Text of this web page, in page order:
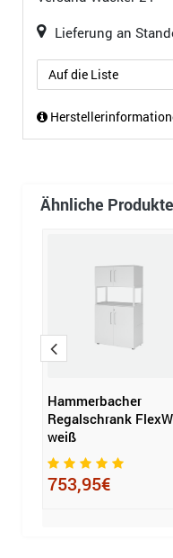
Lieferung an
Auf die Liste
Ähnliche Produkte
Hammerbacher
Regalschrank
weiß
753,95€